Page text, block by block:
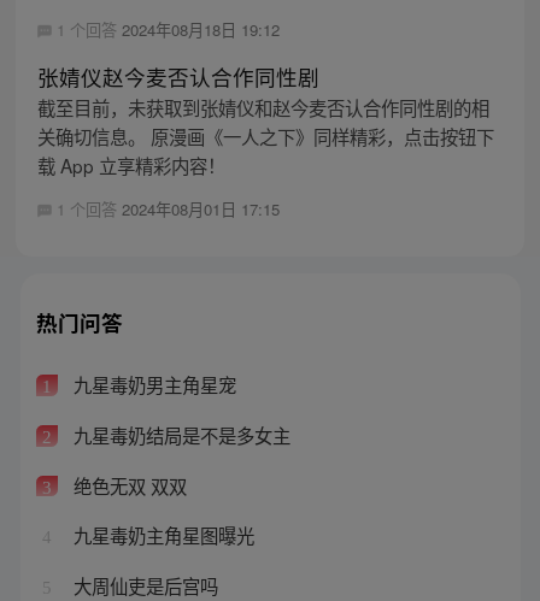
1 个回答 2024年08月18日 19:12
张婧仪赵今麦否认合作同性剧
截至目前，未获取到张婧仪和赵今麦否认合作同性剧的相
关确切信息。 原漫画《一人之下》同样精彩，点击按钮下
载 App 立享精彩内容！
1 个回答 2024年08月01日 17:15
热门问答
1 九星毒奶男主角星宠
2 九星毒奶结局是不是多女主
3 绝色无双 双双
4 九星毒奶主角星图曝光
5 大周仙吏是后宫吗